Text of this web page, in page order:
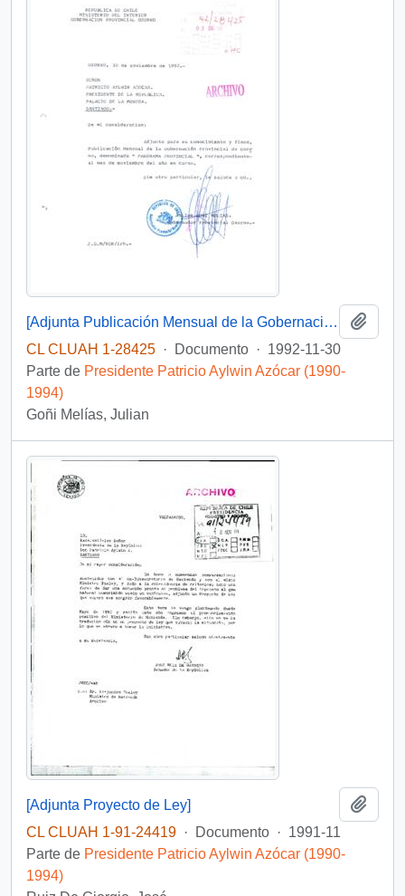
[Adjunta Publicación Mensual de la Gobernación Provincial de Osorno]
CL CLUAH 1-28425 · Documento · 1992-11-30
Parte de Presidente Patricio Aylwin Azócar (1990-
1994)
Goñi Melías, Julian
[Adjunta Proyecto de Ley]
CL CLUAH 1-91-24419 · Documento · 1991-11
Parte de Presidente Patricio Aylwin Azócar (1990-
1994)